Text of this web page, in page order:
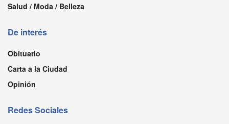
Salud / Moda / Belleza
De interés
Obituario
Carta a la Ciudad
Opinión
Redes Sociales